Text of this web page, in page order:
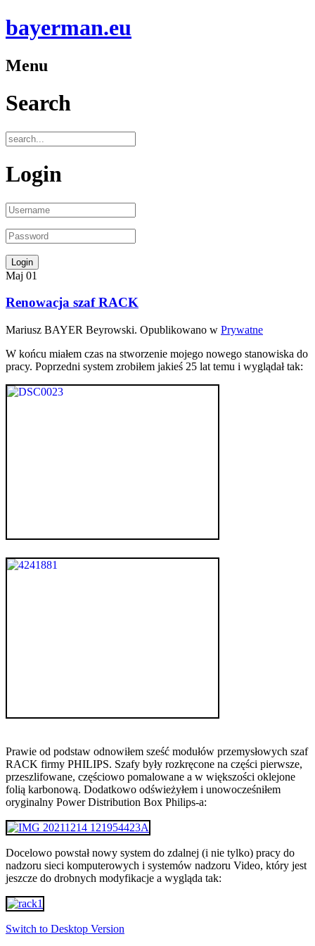
bayerman.eu
Menu
Search
Login
Maj 01
Renowacja szaf RACK
Mariusz BAYER Beyrowski. Opublikowano w Prywatne
W końcu miałem czas na stworzenie mojego nowego stanowiska do
pracy. Poprzedni system zrobiłem jakieś 25 lat temu i wyglądał tak:
Prawie od podstaw odnowiłem sześć modułów przemysłowych szaf
RACK firmy PHILIPS. Szafy były rozkręcone na części pierwsze,
przeszlifowane, częściowo pomalowane a w większości oklejone
folią karbonową. Dodatkowo odświeżyłem i unowocześniłem
oryginalny Power Distribution Box Philips-a:
Docelowo powstał nowy system do zdalnej (i nie tylko) pracy do
nadzoru sieci komputerowych i systemów nadzoru Video, który jest
jeszcze do drobnych modyfikacje a wygląda tak:
Switch to Desktop Version